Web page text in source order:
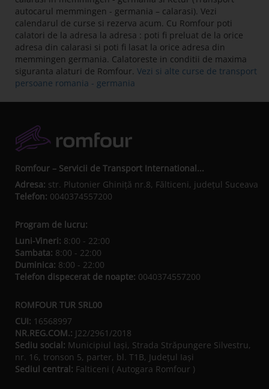
autocarul memmingen - germania – calarasi). Vezi
calendarul de curse si rezerva acum. Cu Romfour poti
calatori de la adresa la adresa : poti fi preluat de la orice
adresa din calarasi si poti fi lasat la orice adresa din
memmingen germania. Calatoreste in conditii de maxima
siguranta alaturi de Romfour. Vezi si alte curse de transport
persoane romania - germania
Romfour – Servicii de Transport International...
Adresa: str. Plutonier Ghiniţă nr.8, Fălticeni, judeţul Suceava
Telefon: 0040374557200
Program de lucru:
Luni-Vineri: 8:00 - 22:00
Sambata: 8:00 - 22:00
Duminica: 8:00 - 22:00
Telefon dispecerat de noapte: 0040374557200
ROMFOUR TUR SRL00
CUI: 16568997
NR.REG.COM.: J22/2961/2018
Sediu social: Municipiul Iaşi, Strada Străpungere Silvestru,
nr. 16, tronson 5, parter, bl. T1B, Județul Iaşi
Sediul central: Falticeni ( Autogara Romfour )